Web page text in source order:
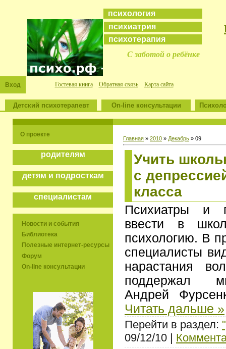
психология
психиатрия
психотерапия
С заботой о ребёнке
Вход Гостевая книга Обратная связь Карта сайта
Детский психотерапевт On-line консультации
О проекте
родителям
детям и подросткам
специалистам
Новости и события
Библиотека
Полезные интернет-ресурсы
Форум
On-line консультации
Главная » 2010 » Декабрь » 09
Учить
с
класса
Психиатры и
ввести в
психологию. В
специалисты
нарастания
поддержал
Андрей
Читать дальше »
Перейти в раздел:
09/12/10 |